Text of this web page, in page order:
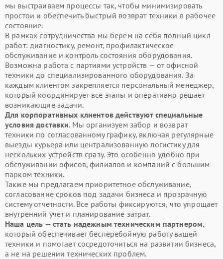
мы выстраиваем процессы так, чтобы минимизировать
простои и обеспечить быстрый возврат техники в рабочее
состояние.
В рамках сотрудничества мы берем на себя полный цикл
работ: диагностику, ремонт, профилактическое
обслуживание и контроль состояния оборудования.
Возможна работа с партиями устройств — от офисной
техники до специализированного оборудования. За
каждым клиентом закрепляется персональный менеджер,
который координирует все этапы и оперативно решает
возникающие задачи.
Для корпоративных клиентов действуют специальные
условия доставки. Мы организуем забор и возврат
техники по согласованному графику, включая регулярные
выезды курьера или централизованную логистику для
нескольких устройств сразу. Это особенно удобно при
обслуживании офисов, филиалов и компаний с большим
парком техники.
Также мы предлагаем приоритетное обслуживание,
согласование сроков под задачи бизнеса и прозрачную
систему отчетности. Все работы фиксируются, что упрощает
внутренний учет и планирование затрат.
Наша цель — стать надежным техническим партнером,
который обеспечивает бесперебойную работу вашей
техники и помогает сосредоточиться на развитии бизнеса,
а не на решении технических проблем.